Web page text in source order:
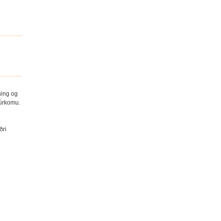
og